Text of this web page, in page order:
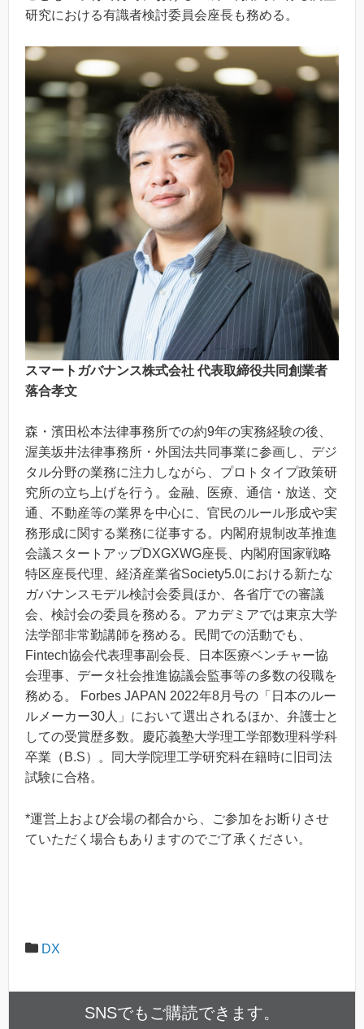
研究における有識者検討委員会座長も務める。
スマートガバナンス株式会社 代表取締役共同創業者
落合孝文
森・濱田松本法律事務所での約9年の実務経験の後、
渥美坂井法律事務所・外国法共同事業に参画し、デジ
タル分野の業務に注力しながら、プロトタイプ政策研
究所の立ち上げを行う。金融、医療、通信・放送、交
通、不動産等の業界を中心に、官民のルール形成や実
務形成に関する業務に従事する。内閣府規制改革推進
会議スタートアップDXGXWG座長、内閣府国家戦略
特区座長代理、経済産業省Society5.0における新たな
ガバナンスモデル検討会委員ほか、各省庁での審議
会、検討会の委員を務める。アカデミアでは東京大学
法学部非常勤講師を務める。民間での活動でも、
Fintech協会代表理事副会長、日本医療ベンチャー協
会理事、データ社会推進協議会監事等の多数の役職を
務める。 Forbes JAPAN 2022年8月号の「日本のルー
ルメーカー30人」において選出されるほか、弁護士と
しての受賞歴多数。慶応義塾大学理工学部数理科学科
卒業（B.S）。同大学院理工学研究科在籍時に旧司法
試験に合格。
*運営上および会場の都合から、ご参加をお断りさせ
ていただく場合もありますのでご了承ください。
DX
SNSでもご購読できます。